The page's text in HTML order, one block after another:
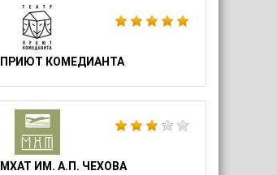
ПРИЮТ КОМЕДИАНТА
МХАТ ИМ. А.П. ЧЕХОВА